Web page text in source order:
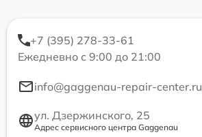
+7 (395) 278-33-61
Ежедневно с 9:00 до 21:00
info@gaggenau-repair-center.ru
ул. Дзержинского, 25
Адрес сервисного центра Gaggenau